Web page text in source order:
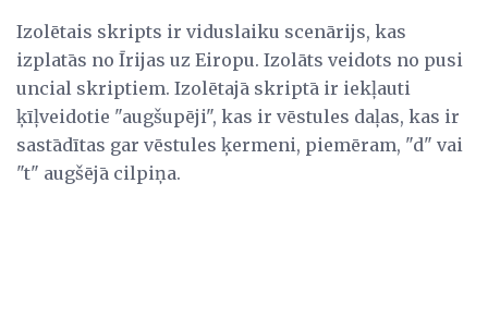
Izolētais skripts ir viduslaiku scenārijs, kas
izplatās no Īrijas uz Eiropu. Izolāts veidots no pusi
uncial skriptiem. Izolētajā skriptā ir iekļauti
ķīļveidotie "augšupēji", kas ir vēstules daļas, kas ir
sastādītas gar vēstules ķermeni, piemēram, "d" vai
"t" augšējā cilpiņa.